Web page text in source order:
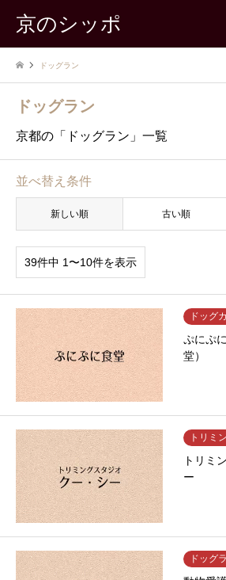
京のシッポ
ドッグラン
ドッグラン
京都の「ドッグラン」一覧
並べ替え条件
新しい順 古い順
39件中 1〜10件を表示
ドッグ
ぷにぷ
堂）
トリミ
トリミ
ー
ドッグ